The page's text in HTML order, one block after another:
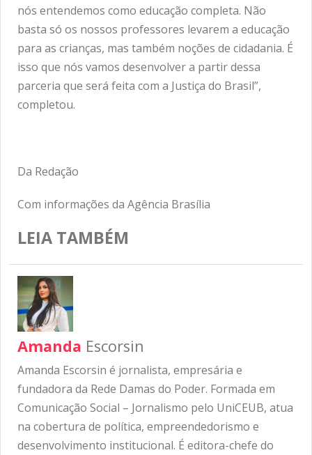
nós entendemos como educação completa. Não
basta só os nossos professores levarem a educação
para as crianças, mas também noções de cidadania. É
isso que nós vamos desenvolver a partir dessa
parceria que será feita com a Justiça do Brasil”,
completou.
Da Redação
Com informações da Agência Brasília
LEIA TAMBÉM
Amanda Escorsin
Amanda Escorsin é jornalista, empresária e
fundadora da Rede Damas do Poder. Formada em
Comunicação Social – Jornalismo pelo UniCEUB, atua
na cobertura de política, empreendedorismo e
desenvolvimento institucional. É editora-chefe do